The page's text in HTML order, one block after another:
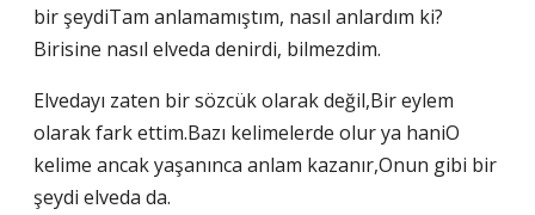
bir şeydiTam anlamamıştım, nasıl anlardım ki?
Birisine nasıl elveda denirdi, bilmezdim.
Elvedayı zaten bir sözcük olarak değil,Bir eylem
olarak fark ettim.Bazı kelimelerde olur ya haniO
kelime ancak yaşanınca anlam kazanır,Onun gibi bir
şeydi elveda da.